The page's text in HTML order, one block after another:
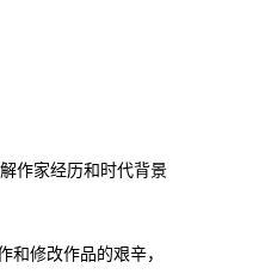
作家经历和时代背景
修改作品的艰辛，